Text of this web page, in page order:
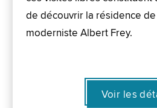
de découvrir la résidence
moderniste Albert Frey.
Voir les